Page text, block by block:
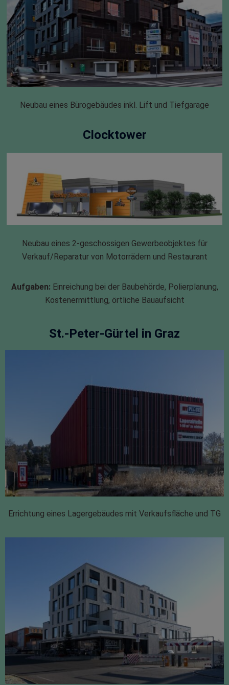
Neubau eines Bürogebäudes inkl. Lift und Tiefgarage
Clocktower
Neubau eines 2-geschossigen Gewerbeobjektes für
Verkauf/Reparatur von Motorrädern und Restaurant
Aufgaben: Einreichung bei der Baubehörde, Polierplanung,
Kostenermittlung, örtliche Bauaufsicht
St.-Peter-Gürtel in Graz
Errichtung eines Lagergebäudes mit Verkaufsfläche und TG